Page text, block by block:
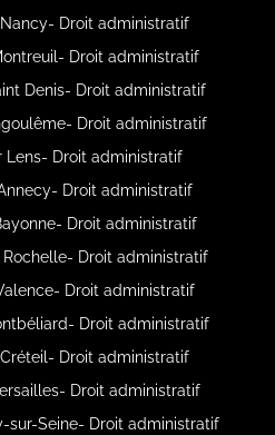
Droit administratif
Droit administratif
Denis- Droit administratif
Droit administratif
Lens- Droit administratif
Droit administratif
Droit administratif
Rochelle- Droit administratif
Droit administratif
Droit administratif
Droit administratif
Droit administratif
sur-Seine- Droit administratif